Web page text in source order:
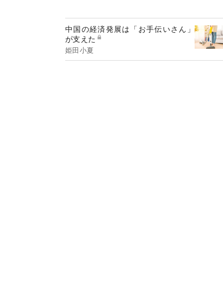
中国の経済発展は「お手伝いさん」
が支えた
姫田小夏